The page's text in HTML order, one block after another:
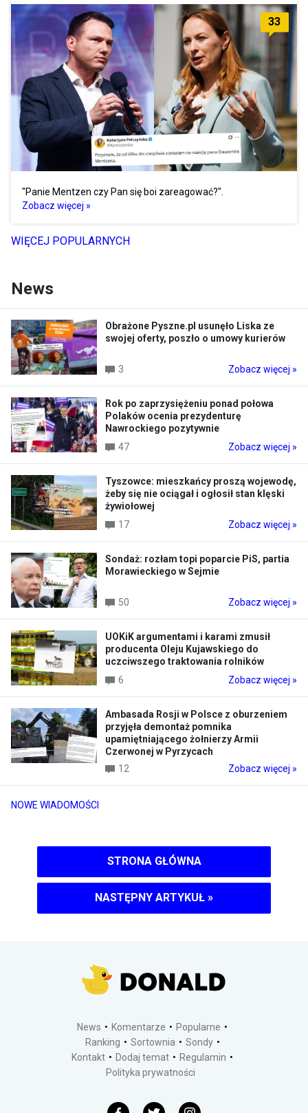
33
"Panie Mentzen czy Pan się boi zareagować?".
Zobacz więcej »
WIĘCEJ POPULARNYCH
News
NOWE WIADOMOŚCI
Obrażone Pyszne.pl usunęło Liska ze
swojej oferty, poszło o umowy kurierów
3 Zobacz więcej »
Rok po zaprzysiężeniu ponad połowa
Polaków ocenia prezydenturę
Nawrockiego pozytywnie
47
Zobacz więcej »
Tyszowce: mieszkańcy proszą wojewodę,
żeby się nie ociągał i ogłosił stan klęski
żywiołowej
17
Zobacz więcej »
Sondaż: rozłam topi poparcie PiS, partia
Morawieckiego w Sejmie
50 Zobacz więcej »
UOKiK argumentami i karami zmusił
producenta Oleju Kujawskiego do
uczciwszego traktowania rolników
6
Zobacz więcej »
Ambasada Rosji w Polsce z oburzeniem
przyjęła demontaż pomnika
upamiętniającego żołnierzy Armii
Czerwonej w Pyrzycach
12
Zobacz więcej »
STRONA GŁÓWNA
NASTĘPNY ARTYKUŁ »
News Komentarze
Popularne
Ranking
Sortownia
Sondy
Kontakt
Dodaj temat
Regulamin
Polityka prywatności